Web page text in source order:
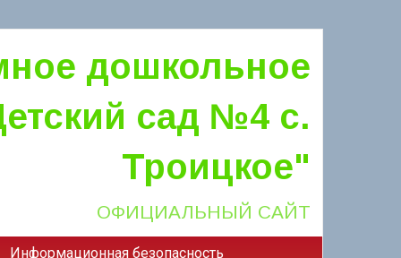
дошкольное
сад №4 с.
Троицкое"
ОФИЦИАЛЬНЫЙ САЙТ
Информационная безопасность